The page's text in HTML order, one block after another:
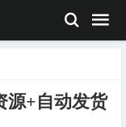
源+自动发货